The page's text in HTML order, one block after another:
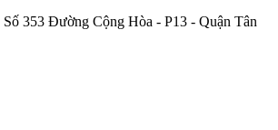
Số 353 Đường Cộng Hòa - P13 - Quận Tân